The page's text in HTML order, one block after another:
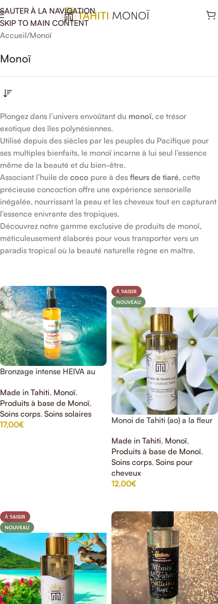
SAUTER À LA NAVIGATION
SKIP TO MAIN CONTENT
Accueil Monoï
Monoï
Plongez dans l’univers envoûtant du monoï, ce trésor
exotique des îles polynésiennes.
Utilisé depuis des siècles par les peuples du Pacifique pour
ses multiples bienfaits, le monoï incarne à lui seul l’essence
même de la beauté et du bien-être.
Associant l’huile de coco pure à des fleurs de tiaré, cette
précieuse concoction offre une expérience sensorielle
inégalée, nourrissant la peau et les cheveux tout en capturant
l’essence enivrante des tropiques.
Découvrez notre gamme exclusive de produits de monoï,
méticuleusement élaborés pour vous transporter vers un
paradis tropical où la beauté naturelle règne en maître.
Bronzage intense HEIVA au
Made in Tahiti, Monoï,
Produits à base de Monoï,
Soins corps, Soins solaires
17,00€
À SAISIR
NOUVEAU
Monoi de Tahiti (ao) a la fleur
Made in Tahiti, Monoï,
Produits à base de Monoï,
Soins corps, Soins pour
cheveux
12,00€
À SAISIR
NOUVEAU